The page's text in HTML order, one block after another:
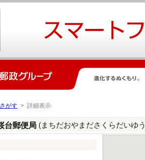
がす > 詳細表示
台郵便局 (まちだおやまださくらだいゆ